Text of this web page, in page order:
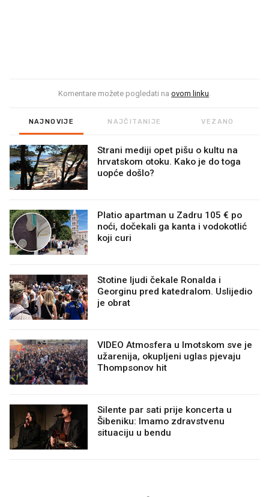
Komentare možete pogledati na ovom linku.
NAJNOVIJE NAJČITANIJE VEZANO
Strani mediji opet pišu o kultu na
hrvatskom otoku. Kako je do toga
uopće došlo?
Platio apartman u Zadru 105 € po
noći, dočekali ga kanta i vodokotlić
koji curi
Stotine ljudi čekale Ronalda i
Georginu pred katedralom. Uslijedio
je obrat
VIDEO Atmosfera u Imotskom sve je
užarenija, okupljeni uglas pjevaju
Thompsonov hit
Silente par sati prije koncerta u
Šibeniku: Imamo zdravstvenu
situaciju u bendu